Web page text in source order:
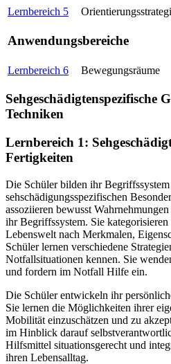
Lernbereich 5
Anwendungsbereiche
Lernbereich 6 Bewegungsräume
Sehgeschädigtenspezifische
Techniken
Lernbereich 1:
Fertigkeiten
Die Schüler bilden ihr
sehschädigungsspezifischen
assoziieren bewusst
ihr Begriffssystem. Sie
Lebenswelt nach Merkmalen,
Schüler lernen verschiedene
Notfallsituationen kennen. Sie
und fordern im Notfall Hilfe ein.
Die Schüler entwickeln ihr
Sie lernen die Möglichkeiten ihrer
Mobilität einzuschätzen und zu
im Hinblick darauf
Hilfsmittel situationsgerecht und
ihren Lebensalltag.